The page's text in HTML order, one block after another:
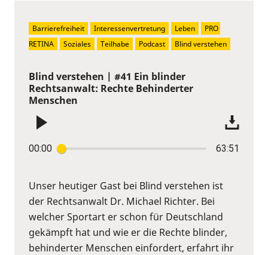
Blind verstehen | #41 Ein blinder
Rechtsanwalt: Rechte Behinderter
Menschen
00:00 63:51
Unser heutiger Gast bei Blind verstehen ist
der Rechtsanwalt Dr. Michael Richter. Bei
welcher Sportart er schon für Deutschland
gekämpft hat und wie er die Rechte blinder,
behinderter Menschen einfordert, erfahrt ihr
Barrierefreiheit Interessenvertretung Leben
PRO
RETINA
Soziales Teilhabe Podcast Blind verstehen